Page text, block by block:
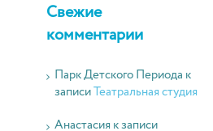
Свежие
комментарии
Парк Детского Периода к
записиТеатральная студия
Анастасияк записи